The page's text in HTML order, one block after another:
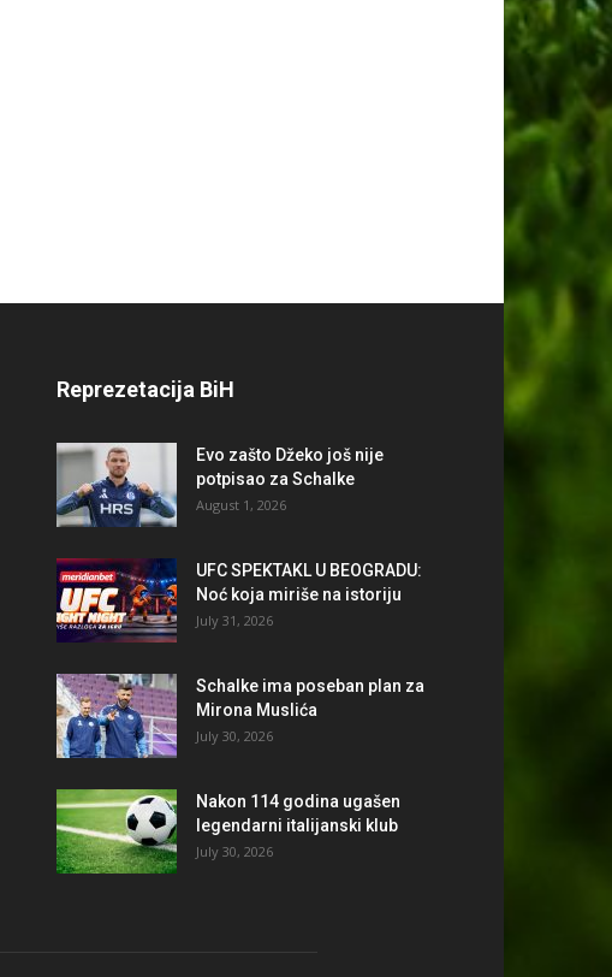
Reprezetacija BiH
Evo zašto Džeko još nije
potpisao za Schalke
August 1, 2026
UFC SPEKTAKL U BEOGRADU:
Noć koja miriše na istoriju
July 31, 2026
Schalke ima poseban plan za
Mirona Muslića
July 30, 2026
Nakon 114 godina ugašen
legendarni italijanski klub
July 30, 2026